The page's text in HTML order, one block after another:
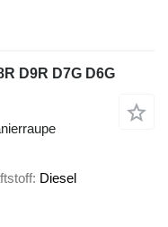
D9R D7G D6G
Diesel